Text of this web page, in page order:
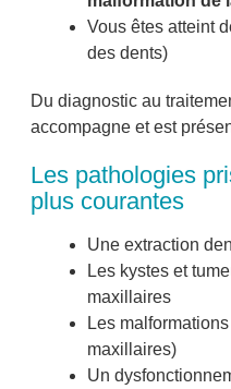
Vous êtes atteint
des dents)
Du diagnostic au
accompagne et est
Les pathologies
plus courantes
Une extraction
Les kystes et
maxillaires
Les
maxillaires)
Un